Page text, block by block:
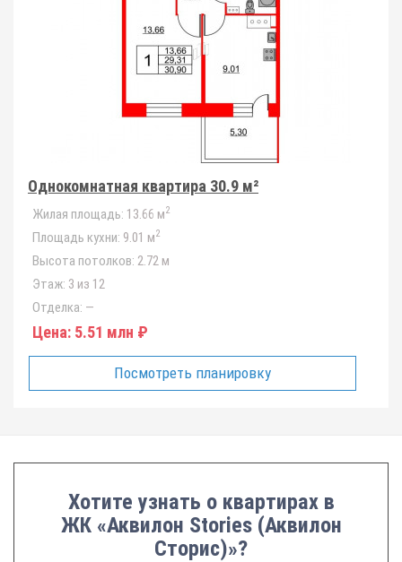
Однокомнатная квартира 30.9 м²
Жилая площадь: 13.66 м2
Площадь кухни: 9.01 м2
Высота потолков: 2.72 м
Этаж: 3 из 12
Отделка: —
Цена: 5.51 млн ₽
Посмотреть планировку
Хотите узнать о квартирах в
ЖК «Аквилон Stories (Аквилон
Сторис)»?